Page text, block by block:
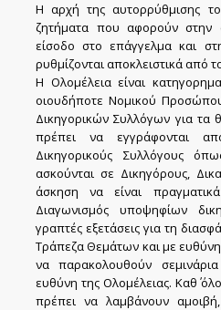
Η αρχή της αυτορρύθμισης
ζητήματα που αφορούν στην
είσοδο στο επάγγελμα και
ρυθμίζονται αποκλειστικά από
Η Ολομέλεια είναι
οιουδήποτε Νομικού
Δικηγορικών Συλλόγων για τα
πρέπει να εγγράφονται
Δικηγορικούς Συλλόγους
ασκούνται σε Δικηγόρους,
άσκηση να είναι
Διαγωνισμός υποψηφίων
γραπτές εξετάσεις για τη
Τράπεζα Θεμάτων και με
να παρακολουθούν
ευθύνη της Ολομέλειας. Καθ΄
πρέπει να λαμβάνουν